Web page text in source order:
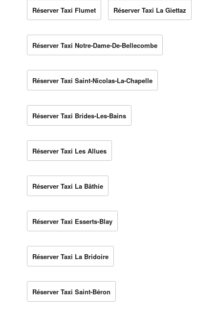
Réserver Taxi Flumet Réserver Taxi La Giettaz
Réserver Taxi Notre-Dame-De-Bellecombe
Réserver Taxi Saint-Nicolas-La-Chapelle
Réserver Taxi Brides-Les-Bains
Réserver Taxi Les Allues
Réserver Taxi La Bâthie
Réserver Taxi Esserts-Blay
Réserver Taxi La Bridoire
Réserver Taxi Saint-Béron